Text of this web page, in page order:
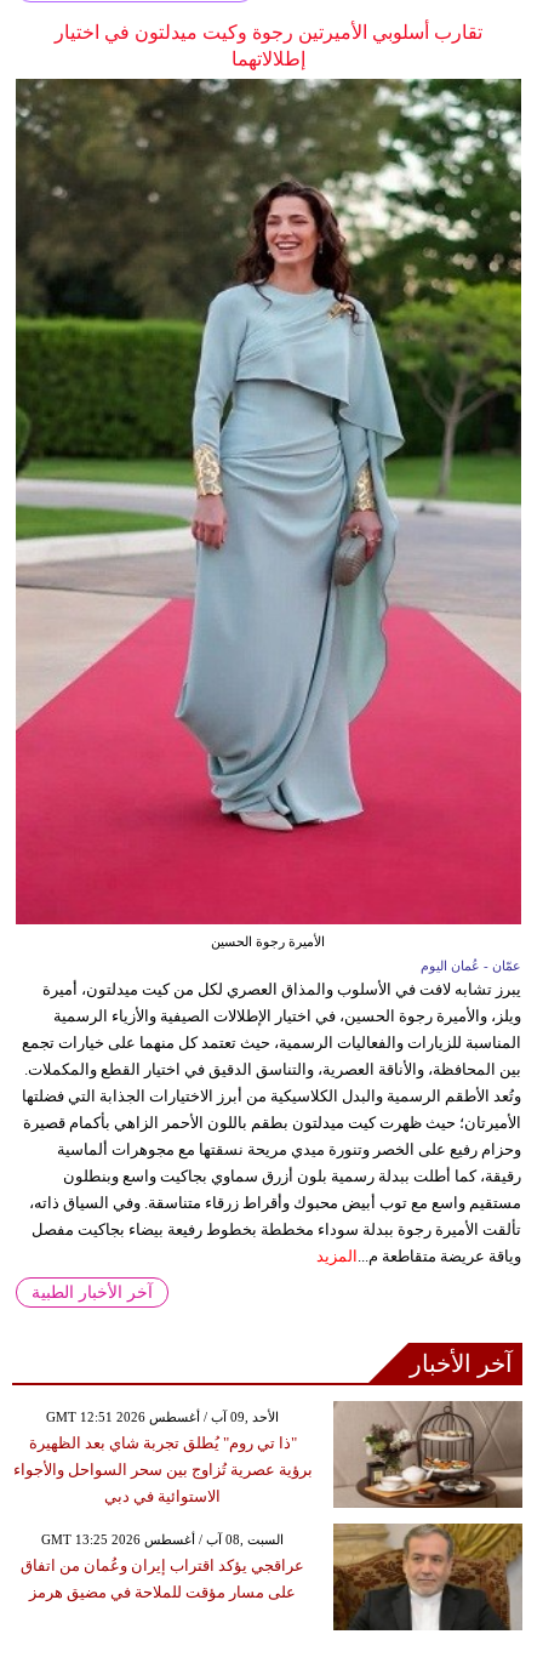
تقارب أسلوبي الأميرتين رجوة وكيت ميدلتون في اختيار
إطلالاتهما
الأميرة رجوة الحسين
عمّان - عُمان اليوم
يبرز تشابه لافت في الأسلوب والمذاق العصري لكل من كيت ميدلتون، أميرة
ويلز، والأميرة رجوة الحسين، في اختيار الإطلالات الصيفية والأزياء الرسمية
المناسبة للزيارات والفعاليات الرسمية، حيث تعتمد كل منهما على خيارات تجمع
بين المحافظة، والأناقة العصرية، والتناسق الدقيق في اختيار القطع والمكملات.
وتُعد الأطقم الرسمية والبدل الكلاسيكية من أبرز الاختيارات الجذابة التي فضلتها
الأميرتان؛ حيث ظهرت كيت ميدلتون بطقم باللون الأحمر الزاهي بأكمام قصيرة
وحزام رفيع على الخصر وتنورة ميدي مريحة نسقتها مع مجوهرات ألماسية
رقيقة، كما أطلت ببدلة رسمية بلون أزرق سماوي بجاكيت واسع وبنطلون
مستقيم واسع مع توب أبيض محبوك وأقراط زرقاء متناسقة. وفي السياق ذاته،
تألقت الأميرة رجوة ببدلة سوداء مخططة بخطوط رفيعة بيضاء بجاكيت مفصل
وياقة عريضة متقاطعة م... المزيد
آخر الأخبار الطبية
آخر الأخبار
GMT 12:51 2026 الأحد ,09 آب / أغسطس
"ذا تي روم" يُطلق تجربة شاي بعد الظهيرة
برؤية عصرية تُزاوج بين سحر السواحل والأجواء
الاستوائية في دبي
GMT 13:25 2026 السبت ,08 آب / أغسطس
عراقجي يؤكد اقتراب إيران وعُمان من اتفاق
على مسار مؤقت للملاحة في مضيق هرمز